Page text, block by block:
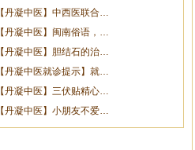
【丹凝中医】中西医联合…
【丹凝中医】闽南俗语，…
【丹凝中医】胆结石的治…
【丹凝中医就诊提示】就…
【丹凝中医】三伏贴精心…
【丹凝中医】小朋友不爱…